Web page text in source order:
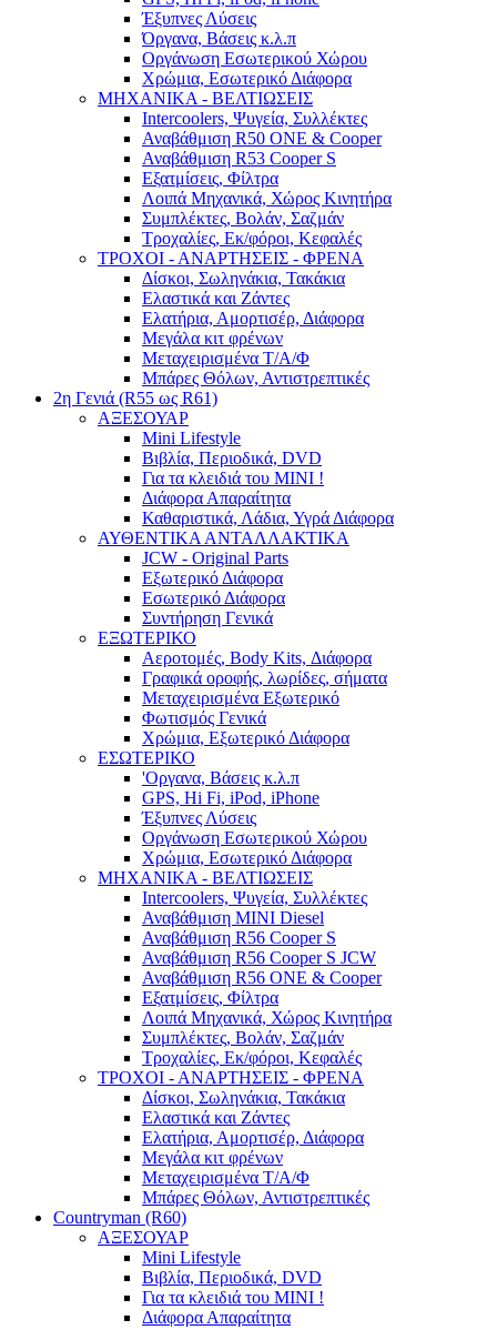
Έξυπνες Λύσεις
Όργανα, Βάσεις κ.λ.π
Οργάνωση Εσωτερικού Χώρου
Χρώμια, Εσωτερικό Διάφορα
ΜΗΧΑΝΙΚΑ - ΒΕΛΤΙΩΣΕΙΣ
Intercoolers, Ψυγεία, Συλλέκτες
Αναβάθμιση R50 ONE & Cooper
Αναβάθμιση R53 Cooper S
Εξατμίσεις, Φίλτρα
Λοιπά Μηχανικά, Χώρος Κινητήρα
Συμπλέκτες, Βολάν, Σαζμάν
Τροχαλίες, Εκ/φόροι, Κεφαλές
ΤΡΟΧΟΙ - ΑΝΑΡΤΗΣΕΙΣ - ΦΡΕΝΑ
Δίσκοι, Σωληνάκια, Τακάκια
Ελαστικά και Ζάντες
Ελατήρια, Αμορτισέρ, Διάφορα
Μεγάλα κιτ φρένων
Μεταχειρισμένα Τ/Α/Φ
Μπάρες Θόλων, Αντιστρεπτικές
2η Γενιά (R55 ως R61)
ΑΞΕΣΟΥΑΡ
Mini Lifestyle
Βιβλία, Περιοδικά, DVD
Για τα κλειδιά του MINI !
Διάφορα Απαραίτητα
Καθαριστικά, Λάδια, Υγρά Διάφορα
ΑΥΘΕΝΤΙΚΑ ΑΝΤΑΛΛΑΚΤΙΚΑ
JCW - Original Parts
Εξωτερικό Διάφορα
Εσωτερικό Διάφορα
Συντήρηση Γενικά
ΕΞΩΤΕΡΙΚΟ
Αεροτομές, Body Kits, Διάφορα
Γραφικά οροφής, λωρίδες, σήματα
Μεταχειρισμένα Εξωτερικό
Φωτισμός Γενικά
Χρώμια, Εξωτερικό Διάφορα
ΕΣΩΤΕΡΙΚΟ
'Οργανα, Βάσεις κ.λ.π
GPS, Hi Fi, iPod, iPhone
Έξυπνες Λύσεις
Οργάνωση Εσωτερικού Χώρου
Χρώμια, Εσωτερικό Διάφορα
ΜΗΧΑΝΙΚΑ - ΒΕΛΤΙΩΣΕΙΣ
Intercoolers, Ψυγεία, Συλλέκτες
Αναβάθμιση MINI Diesel
Αναβάθμιση R56 Cooper S
Αναβάθμιση R56 Cooper S JCW
Αναβάθμιση R56 ONE & Cooper
Εξατμίσεις, Φίλτρα
Λοιπά Μηχανικά, Χώρος Κινητήρα
Συμπλέκτες, Βολάν, Σαζμάν
Τροχαλίες, Εκ/φόροι, Κεφαλές
ΤΡΟΧΟΙ - ΑΝΑΡΤΗΣΕΙΣ - ΦΡΕΝΑ
Δίσκοι, Σωληνάκια, Τακάκια
Ελαστικά και Ζάντες
Ελατήρια, Αμορτισέρ, Διάφορα
Μεγάλα κιτ φρένων
Μεταχειρισμένα Τ/Α/Φ
Μπάρες Θόλων, Αντιστρεπτικές
Countryman (R60)
ΑΞΕΣΟΥΑΡ
Mini Lifestyle
Βιβλία, Περιοδικά, DVD
Για τα κλειδιά του MINI !
Διάφορα Απαραίτητα